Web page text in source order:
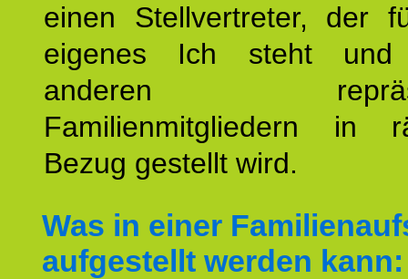
einen Stellvertreter, der
eigenes Ich steht
anderen
Familienmitgliedern in
Bezug gestellt wird.
Was in einer
aufgestellt werden kann: